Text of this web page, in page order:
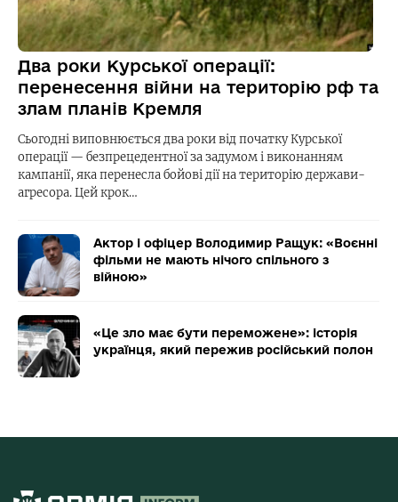
Два роки Курської операції:
перенесення війни на територію рф та
злам планів Кремля
Сьогодні виповнюється два роки від початку Курської
операції — безпрецедентної за задумом і виконанням
кампанії, яка перенесла бойові дії на територію держави-
агресора. Цей крок…
Актор і офіцер Володимир Ращук: «Воєнні
фільми не мають нічого спільного з
війною»
«Це зло має бути переможене»: історія
українця, який пережив російський полон